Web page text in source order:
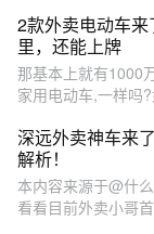
2款外卖电动车
里，还能上牌
那基本上就有1000
家用电动车,一样吗
深远外卖神车来
解析！
本内容来源于@什
看看目前外卖小哥